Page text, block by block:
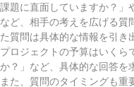
課題に直面していますか？」
など、相手の考えを広げる質
た質問は具体的な情報を引
プロジェクトの予算はいくら
か？」など、具体的な回答を
また、質問のタイミングも